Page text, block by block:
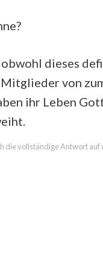
dieses
von
ihr Leben
die vollständige Antwort